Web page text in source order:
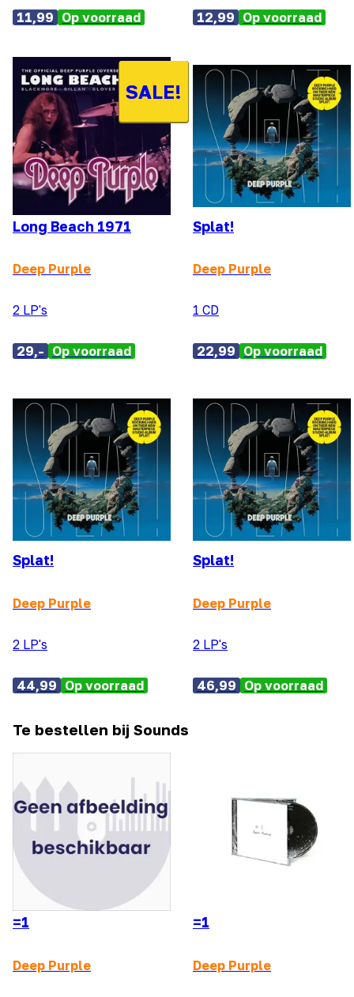
11,99 Op voorraad 12,99 Op voorraad
SALE!
Long Beach 1971
Deep Purple
2 LP's
29,- Op voorraad
Splat!
Deep Purple
1 CD
22,99 Op voorraad
Splat!
Deep Purple
2 LP's
44,99 Op voorraad
Splat!
Deep Purple
2 LP's
46,99 Op voorraad
Te bestellen bij Sounds
=1
Deep Purple
=1
Deep Purple